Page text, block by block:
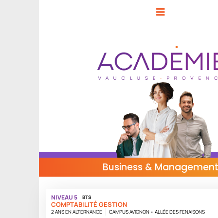
Business & Management
NIVEAU 5 BTS
COMPTABILITÉ GESTION
2 ANS EN ALTERNANCE CAMPUS AVIGNON • ALLÉE DES FENAISONS